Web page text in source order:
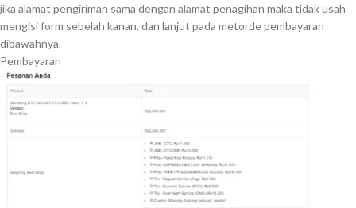
jika alamat pengiriman sama dengan alamat penagihan maka tidak usah
mengisi form sebelah kanan. dan lanjut pada metorde pembayaran
dibawahnya.
Pembayaran